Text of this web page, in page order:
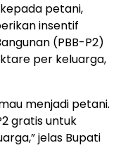
petani,
insentif
(PBB-P2)
per keluarga,
menjadi petani.
gratis untuk
jelas Bupati